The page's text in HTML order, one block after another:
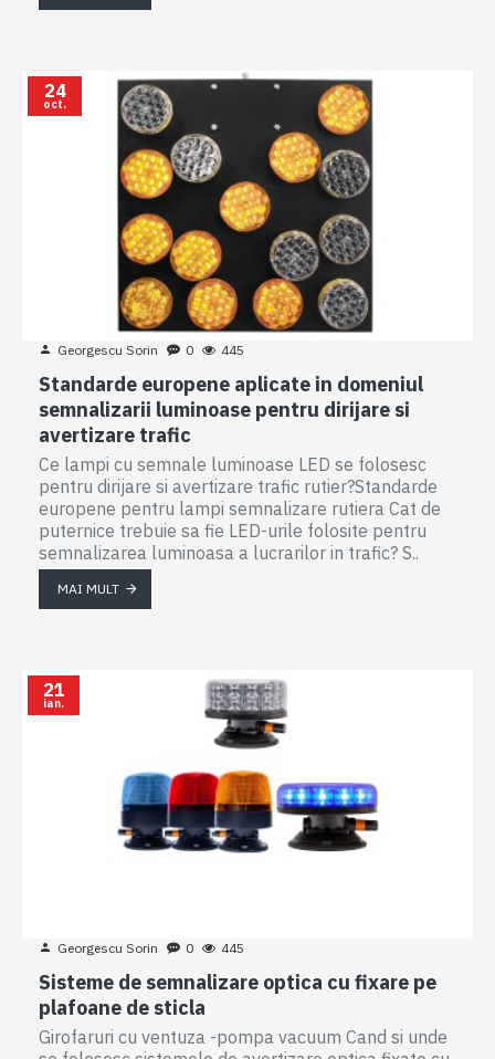
24
oct.
Georgescu Sorin 0 445
Standarde europene aplicate in domeniul
semnalizarii luminoase pentru dirijare si
avertizare trafic
Ce lampi cu semnale luminoase LED se folosesc
pentru dirijare si avertizare trafic rutier?Standarde
europene pentru lampi semnalizare rutiera Cat de
puternice trebuie sa fie LED-urile folosite pentru
semnalizarea luminoasa a lucrarilor in trafic? S..
MAI MULT
21
ian.
Georgescu Sorin 0 445
Sisteme de semnalizare optica cu fixare pe
plafoane de sticla
Girofaruri cu ventuza -pompa vacuum Cand si unde